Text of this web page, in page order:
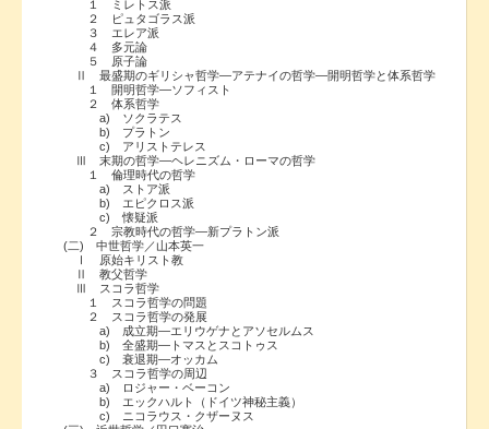
１ ミレトス派
２ ピュタゴラス派
３ エレア派
４ 多元論
５ 原子論
Ⅱ 最盛期のギリシャ哲学―アテナイの哲学―開明哲学と体系哲学
１ 開明哲学―ソフィスト
２ 体系哲学
a) ソクラテス
b) プラトン
c) アリストテレス
Ⅲ 末期の哲学―ヘレニズム・ローマの哲学
１ 倫理時代の哲学
a) ストア派
b) エピクロス派
c) 懐疑派
２ 宗教時代の哲学―新プラトン派
(二) 中世哲学／山本英一
Ⅰ 原始キリスト教
Ⅱ 教父哲学
Ⅲ スコラ哲学
１ スコラ哲学の問題
２ スコラ哲学の発展
a) 成立期―エリウゲナとアソセルムス
b) 全盛期―トマスとスコトゥス
c) 衰退期―オッカム
３ スコラ哲学の周辺
a) ロジャー・ベーコン
b) エックハルト（ドイツ神秘主義）
c) ニコラウス・クザーヌス